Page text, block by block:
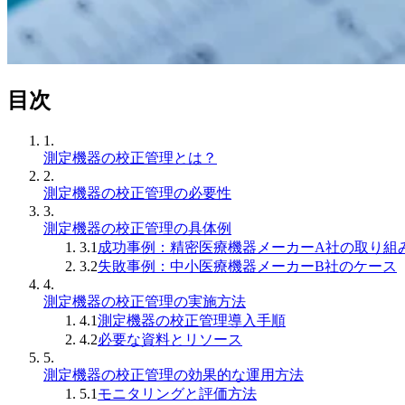
目次
1.
測定機器の校正管理とは？
2.
測定機器の校正管理の必要性
3.
測定機器の校正管理の具体例
3.1 成功事例：精密医療機器メーカーA社の取り組
3.2失敗事例：中小医療機器メーカーB社のケース
4.
測定機器の校正管理の実施方法
4.1測定機器の校正管理導入手順
4.2必要な資料とリソース
5.
測定機器の校正管理の効果的な運用方法
5.1 モニタリングと評価方法